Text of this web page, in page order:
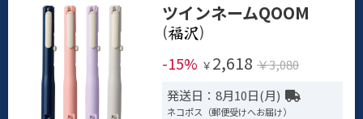
ツインネームQOOM
(
)
-15% ￥ 2,618 ￥3,080
発送日：8月10日(月)
ネコポス（郵便受けへお届け）